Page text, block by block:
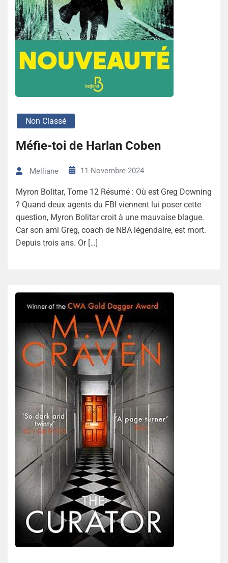
Non Classé
Méfie-toi de Harlan Coben
Melliane 11 Novembre 2024
Myron Bolitar, Tome 12 Résumé : Où est Greg Downing
? Quand deux agents du FBI viennent lui poser cette
question, Myron Bolitar croit à une mauvaise blague.
Car son ami Greg, coach de NBA légendaire, est mort.
Depuis trois ans. Or […]